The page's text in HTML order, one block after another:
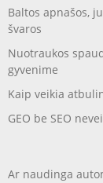
Baltos apnašos,
švaros
Nuotraukos
gyvenime
Kaip veikia
GEO be SEO
Ar naudinga